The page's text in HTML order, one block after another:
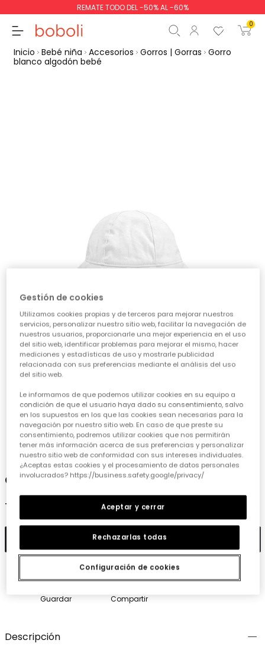
REMATE TODO DEL -50% AL -60%
0
Inicio Bebé niña Accesorios Gorros | Gorras Gorro
blanco algodón bebé
1 2 3
Gorro blanco algodón bebé
12,90 €
Añadir
Guardar Compartir
Descripción
Gestión de cookies
Utilizamos cookies propias y de terceros para mejorar nuestros
servicios, personalizar nuestro sitio web, facilitar la navegación de
nuestros usuarios, proporcionarle una mejor experiencia en el uso
del sitio web, identificar problemas para mejorar el mismo, hacer
mediciones y estadísticas de uso y mostrarle publicidad
relacionada con sus preferencias mediante el análisis del uso
del sitio web.
Le informamos de que podemos utilizar cookies en su equipo a
condición de que el usuario haya dado su consentimiento, salvo
en los supuestos en los que las cookies sean necesarias para la
navegación por nuestro sitio web. En caso de que preste su
consentimiento, podremos utilizar cookies que nos permitirán
tener más información acerca de sus preferencias y personalizar
nuestro sitio web de conformidad con sus intereses individuales.
¿Aceptas estas cookies y el procesamiento de datos personales
involucrados? https://business.safety.google/privacy/
Configuración de cookies
Rechazarlas todas
Aceptar y cerrar